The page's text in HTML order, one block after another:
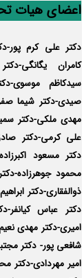
اعضای هیات
دکتر علی کرم
کامران یگانگی-
سیدکاظم موسوی-
صیدی-دکتر شیما
مهدی ملکی-دکتر
علی کرمی-دکتر
دکتر مسعود
محمود جوهرزاده-
ذوالفقاری-دکتر
دکتر عباس
امیری-دکتر مهدی
شافعی پور- دکتر
امیر مهردادی-دکتر